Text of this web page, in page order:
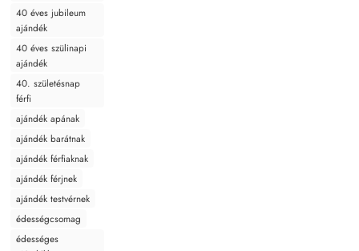
40 éves jubileum
ajándék
40 éves szülinapi
ajándék
40. születésnap
férfi
ajándék apának
ajándék barátnak
ajándék férfiaknak
ajándék férjnek
ajándék testvérnek
édességcsomag
édességes